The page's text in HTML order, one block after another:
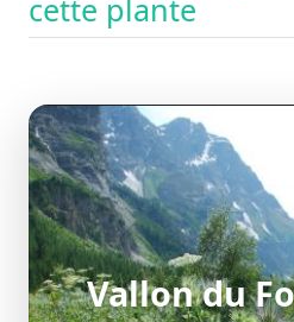
cette plante
Vallon du